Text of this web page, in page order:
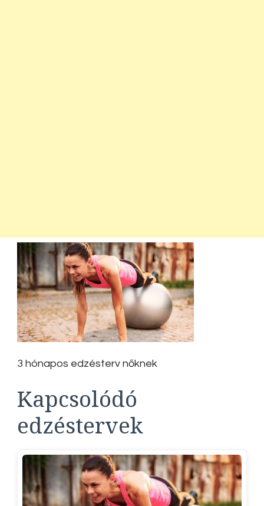
3 hónapos edzésterv nőknek
Kapcsolódó
edzéstervek